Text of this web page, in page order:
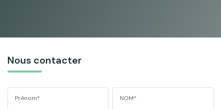
Nous contacter
Prénom* NOM*